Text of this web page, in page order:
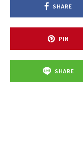
SHARE
PIN
SHARE